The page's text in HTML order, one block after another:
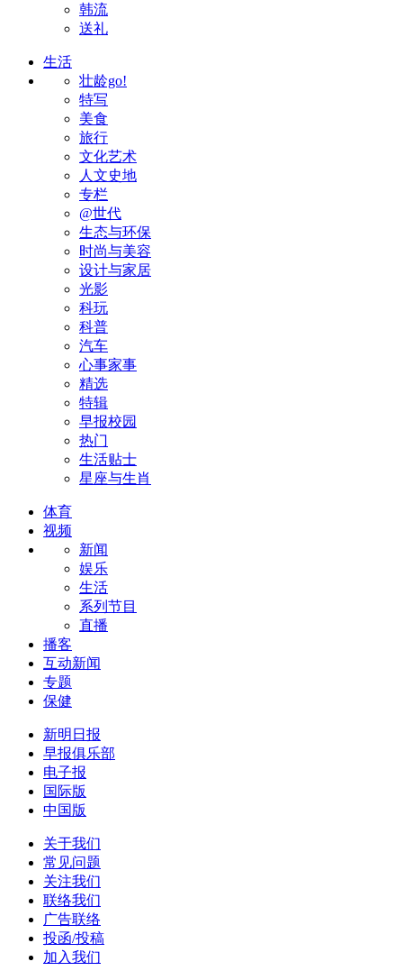
韩流
送礼
生活
壮龄go!
特写
美食
旅行
文化艺术
人文史地
专栏
@世代
生态与环保
时尚与美容
设计与家居
光影
科玩
科普
汽车
心事家事
精选
特辑
早报校园
热门
生活贴士
星座与生肖
体育
视频
新闻
娱乐
生活
系列节目
直播
播客
互动新闻
专题
保健
新明日报
早报俱乐部
电子报
国际版
中国版
关于我们
常见问题
关注我们
联络我们
广告联络
投函/投稿
加入我们